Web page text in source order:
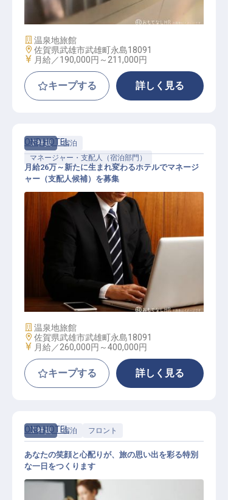
施設業態
温泉地旅館
勤務地
佐賀県武雄市武雄町永島18091
給与
月給／190,000円～ 211,000円
キープする 詳しく見る
正社員
宿泊
マネージャー・支配人（宿泊部門）
ホテルマネージャー・支配人候補
OND HOTEL
月給26万～新たに生まれ変わるホテルでマネージ
ャー（支配人候補）を募集
施設業態
温泉地旅館
勤務地
佐賀県武雄市武雄町永島18091
給与
月給／260,000円～400,000円
キープする 詳しく見る
正社員 宿泊 フロント
OND HOTEL
あなたの笑顔と心配りが、旅の思い出を彩る特別
な一日をつくります